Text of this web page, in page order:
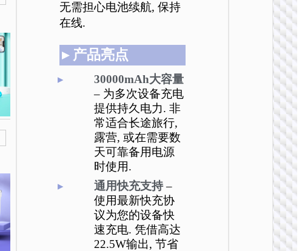
无需担心电池续航, 保持
在线.
▸ 产品亮点
30000mAh大容量
– 为多次设备充电
提供持久电力. 非
常适合长途旅行,
露营, 或在需要数
天可靠备用电源
时使用.
通用快充支持–
使用最新快充协
议为您的设备快
速充电. 凭借高达
22.5W输出, 节省
移动
J160A
吸移
移动
J160
移动电